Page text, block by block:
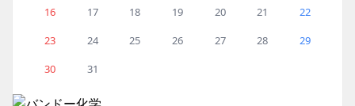
16
17 18 19 20 21
22
23
24 25 26 27 28
29
30
31